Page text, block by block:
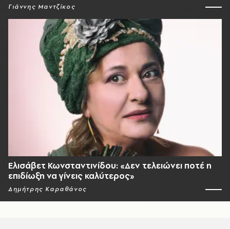
Γιάννης Μαντζίκος
Ελισάβετ Κωνσταντινίδου: «Δεν τελειώνει ποτέ η
επιδίωξη να γίνεις καλύτερος»
Δημήτρης Καραθάνος